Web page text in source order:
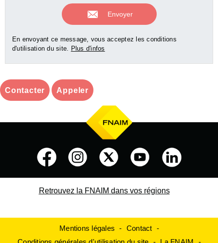
En envoyant ce message, vous acceptez les conditions
d'utilisation du site.
Plus d'infos
Contacter Appeler
Retrouvez la FNAIM dans vos régions
Mentions légales
Contact